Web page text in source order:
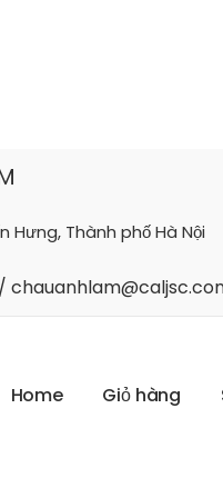
Hưng, Thành phố Hà Nội
Home Giỏ hàng